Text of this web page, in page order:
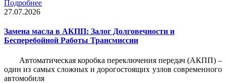
Подробнее
27.07.2026
Замена масла в АКПП: Залог Долговечности и
Бесперебойной Работы Трансмиссии
Автоматическая коробка переключения передач (АКПП) –
один из самых сложных и дорогостоящих узлов современного
автомобиля